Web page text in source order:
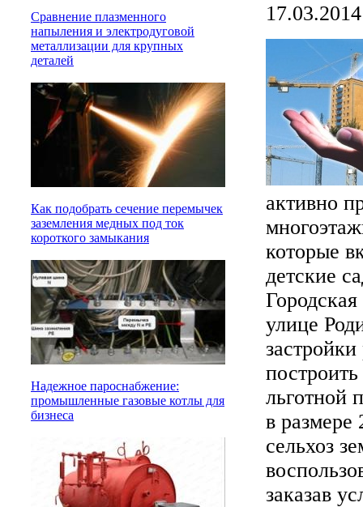
Сравнение плазменного
напыления и электродуговой
металлизации для крупных
деталей
Как подобрать сечение перемычек
заземления медных под ток
короткого замыкания
Надежное пароснабжение:
промышленные газовые котлы для
бизнеса
17.03.2014
активно
которые
детские
улице
льготной
в размере
сельхоз
заказав